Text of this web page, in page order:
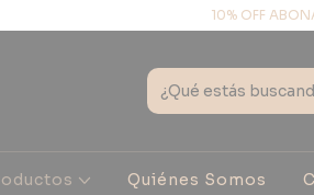
10% OFF
Quiénes Somos